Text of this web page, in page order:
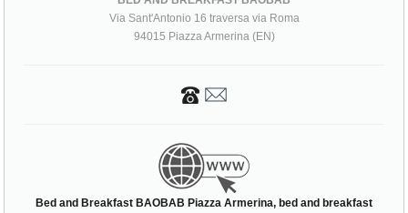
Via Sant'Antonio 16 traversa via Roma
94015 Piazza Armerina (EN)
Bed and Breakfast BAOBAB Piazza Armerina, bed and breakfast